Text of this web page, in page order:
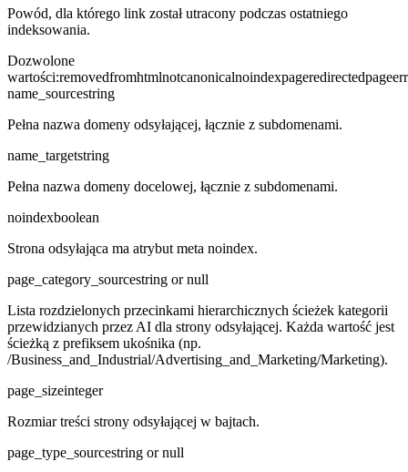
Powód, dla którego link został utracony podczas ostatniego
indeksowania.
Dozwolone
wartości:removedfromhtmlnotcanonicalnoindexpageredirected
name_sourcestring
Pełna nazwa domeny odsyłającej, łącznie z subdomenami.
name_targetstring
Pełna nazwa domeny docelowej, łącznie z subdomenami.
noindexboolean
Strona odsyłająca ma atrybut meta noindex.
page_category_sourcestring or null
Lista rozdzielonych przecinkami hierarchicznych ścieżek kategorii
przewidzianych przez AI dla strony odsyłającej. Każda wartość jest
ścieżką z prefiksem ukośnika (np.
/Business_and_Industrial/Advertising_and_Marketing/Marketing).
page_sizeinteger
Rozmiar treści strony odsyłającej w bajtach.
page_type_sourcestring or null